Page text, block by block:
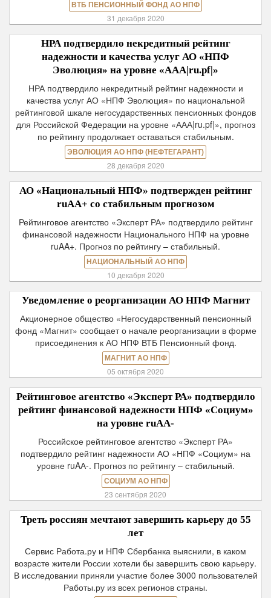
ВТБ ПЕНСИОННЫЙ ФОНД АО НПФ
31 декабря 2020
НРА подтвердило некредитный рейтинг
надежности и качества услуг АО «НПФ
Эволюция» на уровне «ААА|ru.pf|»
НРА подтвердило некредитный рейтинг надежности и
качества услуг АО «НПФ Эволюция» по национальной
рейтинговой шкале негосударственных пенсионных фондов
для Российской Федерации на уровне «ААА|ru.pf|», прогноз
по рейтингу продолжает оставаться стабильным.
ЭВОЛЮЦИЯ АО НПФ (НЕФТЕГАРАНТ)
28 декабря 2020
АО «Национальный НПФ» подтвержден рейтинг
ruAA+ со стабильным прогнозом
Рейтинговое агентство «Эксперт РА» подтвердило рейтинг
финансовой надежности Национального НПФ на уровне
ruAA+. Прогноз по рейтингу – стабильный.
НАЦИОНАЛЬНЫЙ АО НПФ
10 декабря 2020
Уведомление о реорганизации АО НПФ Магнит
Акционерное общество «Негосударственный пенсионный
фонд «Магнит» сообщает о начале реорганизации в форме
присоединения к АО НПФ ВТБ Пенсионный фонд.
МАГНИТ АО НПФ
05 октября 2020
Рейтинговое агентство «Эксперт РА» подтвердило
рейтинг финансовой надежности НПФ «Социум»
на уровне ruAА-
Российское рейтинговое агентство «Эксперт РА»
подтвердило рейтинг надежности АО «НПФ «Социум» на
уровне ruAА-. Прогноз по рейтингу – стабильный.
СОЦИУМ АО НПФ
23 сентября 2020
Треть россиян мечтают завершить карьеру до 55
лет
Сервис Работа.ру и НПФ Сбербанка выяснили, в каком
возрасте жители России хотели бы завершить свою карьеру.
В исследовании приняли участие более 3000 пользователей
Работы.ру из всех регионов страны.